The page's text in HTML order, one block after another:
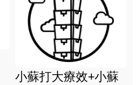
小蘇打大療效+小蘇